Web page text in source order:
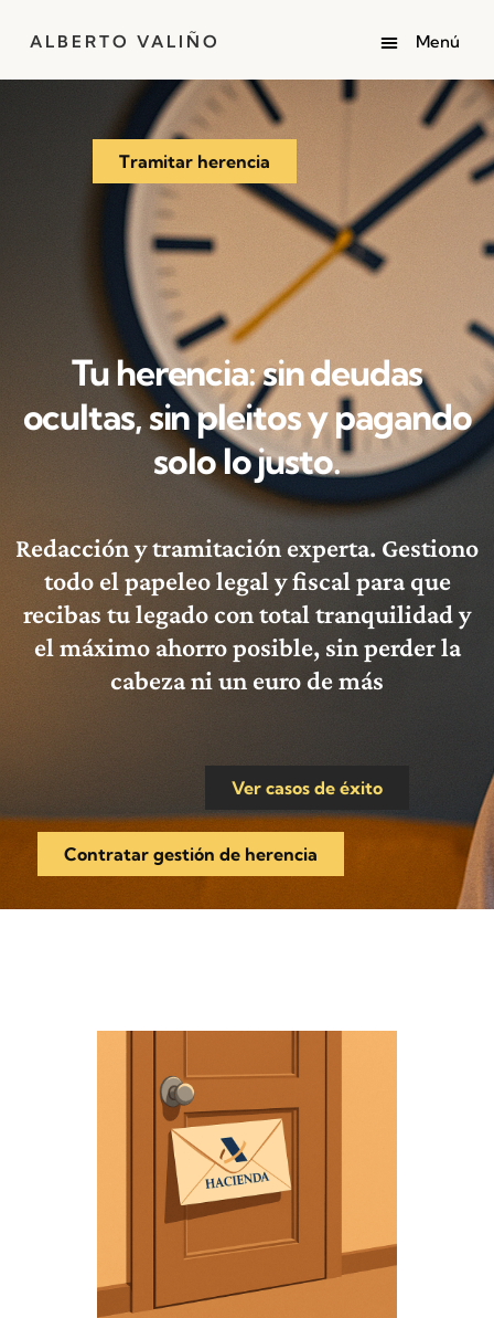
ALBERTO VALIÑO
Tramitar herencia
Tu herencia: sin deudas
ocultas, sin pleitos y pagando
solo lo justo.
Redacción y tramitación experta. Gestiono
todo el papeleo legal y fiscal para que
recibas tu legado con total tranquilidad y
el máximo ahorro posible, sin perder la
cabeza ni un euro de más
Ver casos de éxito
Contratar gestión de herencia